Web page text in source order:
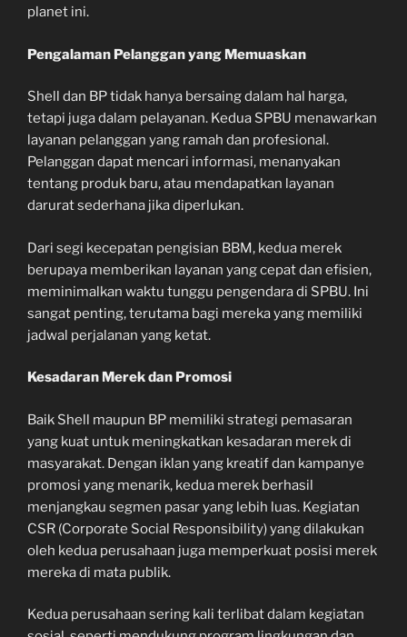
planet ini.
Pengalaman Pelanggan yang Memuaskan
Shell dan BP tidak hanya bersaing dalam hal harga,
tetapi juga dalam pelayanan. Kedua SPBU menawarkan
layanan pelanggan yang ramah dan profesional.
Pelanggan dapat mencari informasi, menanyakan
tentang produk baru, atau mendapatkan layanan
darurat sederhana jika diperlukan.
Dari segi kecepatan pengisian BBM, kedua merek
berupaya memberikan layanan yang cepat dan efisien,
meminimalkan waktu tunggu pengendara di SPBU. Ini
sangat penting, terutama bagi mereka yang memiliki
jadwal perjalanan yang ketat.
Kesadaran Merek dan Promosi
Baik Shell maupun BP memiliki strategi pemasaran
yang kuat untuk meningkatkan kesadaran merek di
masyarakat. Dengan iklan yang kreatif dan kampanye
promosi yang menarik, kedua merek berhasil
menjangkau segmen pasar yang lebih luas. Kegiatan
CSR (Corporate Social Responsibility) yang dilakukan
oleh kedua perusahaan juga memperkuat posisi merek
mereka di mata publik.
Kedua perusahaan sering kali terlibat dalam kegiatan